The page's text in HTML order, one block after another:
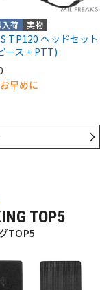
荷 実物
TP120 ヘッドセット
ース + PTT)
早めに
TOP5
TOP5